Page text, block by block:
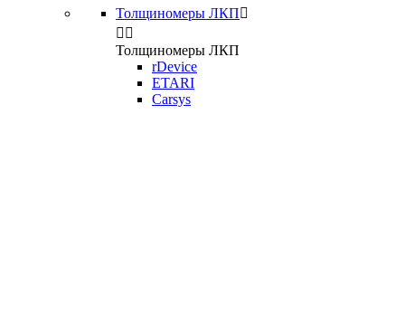
Толщиномеры ЛКП
 
Толщиномеры ЛКП
rDevice
ETARI
Carsys